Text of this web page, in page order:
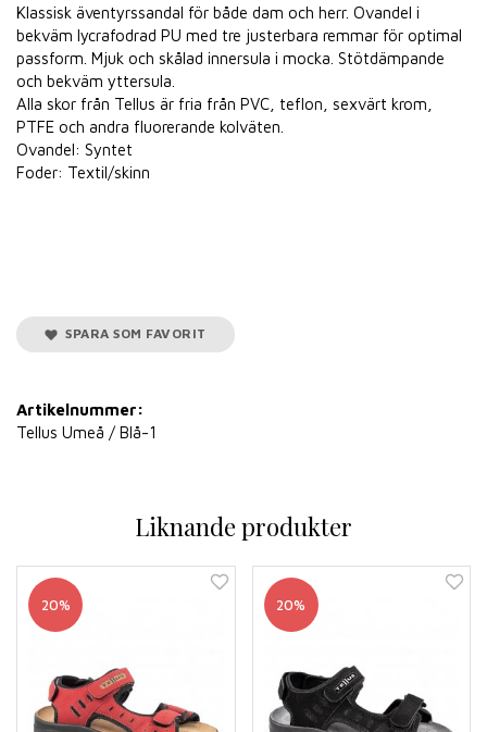
Klassisk äventyrssandal för både dam och herr. Ovandel i
bekväm lycrafodrad PU med tre justerbara remmar för optimal
passform. Mjuk och skålad innersula i mocka. Stötdämpande
och bekväm yttersula.
Alla skor från Tellus är fria från PVC, teflon, sexvärt krom,
PTFE och andra fluorerande kolväten.
Ovandel: Syntet
Foder: Textil/skinn
SPARA SOM FAVORIT
Artikelnummer:
Tellus Umeå / Blå-1
Liknande produkter
20% 20%